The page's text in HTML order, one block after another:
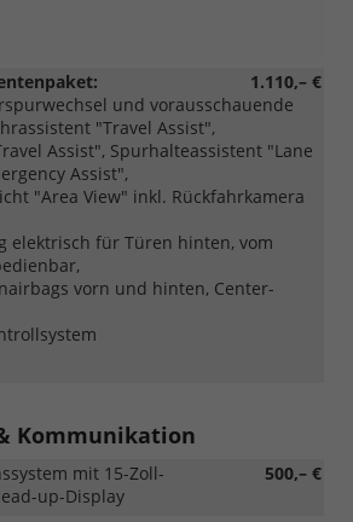
1.110,– €
und vorausschauende
"Travel Assist",
Assist", Spurhalteassistent "Lane
Assist",
"Area View" inkl. Rückfahrkamera
elektrisch für Türen hinten, vom
vorn und hinten, Center-
Kommunikation
500,– €
mit 15-Zoll-
up-Display